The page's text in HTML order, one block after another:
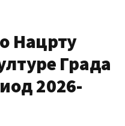
Нацрту
Града
2026-